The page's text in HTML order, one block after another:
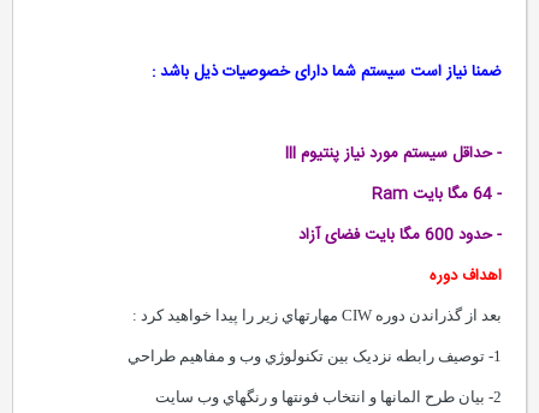
ضمنا نیاز است سیستم شما دارای خصوصیات ذیل باشد :
- حداقل سیستم مورد نیاز پنتیوم III
- حدود 600 مگا بایت فضای آزاد
اهداف دوره
بعد از گذراندن دوره CIW مهارتهاي زير را پيدا خواهيد کرد :